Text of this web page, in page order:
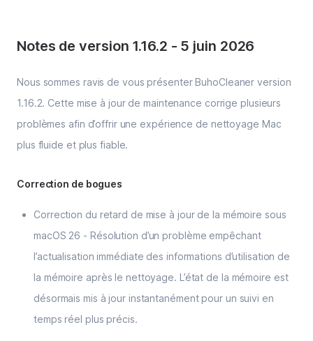
Notes de version 1.16.2 - 5 juin 2026
Nous sommes ravis de vous présenter BuhoCleaner version
1.16.2. Cette mise à jour de maintenance corrige plusieurs
problèmes afin d’offrir une expérience de nettoyage Mac
plus fluide et plus fiable.
Correction de bogues
Correction du retard de mise à jour de la mémoire sous
macOS 26 - Résolution d’un problème empêchant
l’actualisation immédiate des informations d’utilisation de
la mémoire après le nettoyage. L’état de la mémoire est
désormais mis à jour instantanément pour un suivi en
temps réel plus précis.